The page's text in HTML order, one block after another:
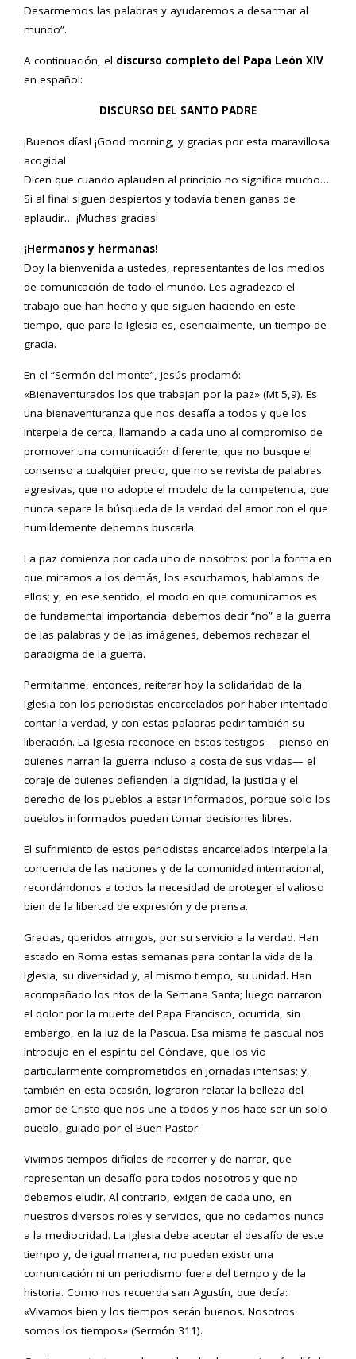
Desarmemos las palabras y ayudaremos a desarmar al
mundo”.
A continuación, el discurso completo del Papa León XIV
en español:
DISCURSO DEL SANTO PADRE
¡Buenos días! ¡Good morning, y gracias por esta maravillosa
acogida!
Dicen que cuando aplauden al principio no significa mucho…
Si al final siguen despiertos y todavía tienen ganas de
aplaudir… ¡Muchas gracias!
¡Hermanos y hermanas!
Doy la bienvenida a ustedes, representantes de los medios
de comunicación de todo el mundo. Les agradezco el
trabajo que han hecho y que siguen haciendo en este
tiempo, que para la Iglesia es, esencialmente, un tiempo de
gracia.
En el “Sermón del monte”, Jesús proclamó:
«Bienaventurados los que trabajan por la paz» (Mt 5,9). Es
una bienaventuranza que nos desafía a todos y que los
interpela de cerca, llamando a cada uno al compromiso de
promover una comunicación diferente, que no busque el
consenso a cualquier precio, que no se revista de palabras
agresivas, que no adopte el modelo de la competencia, que
nunca separe la búsqueda de la verdad del amor con el que
humildemente debemos buscarla.
La paz comienza por cada uno de nosotros: por la forma en
que miramos a los demás, los escuchamos, hablamos de
ellos; y, en ese sentido, el modo en que comunicamos es
de fundamental importancia: debemos decir “no” a la guerra
de las palabras y de las imágenes, debemos rechazar el
paradigma de la guerra.
Permítanme, entonces, reiterar hoy la solidaridad de la
Iglesia con los periodistas encarcelados por haber intentado
contar la verdad, y con estas palabras pedir también su
liberación. La Iglesia reconoce en estos testigos —pienso en
quienes narran la guerra incluso a costa de sus vidas— el
coraje de quienes defienden la dignidad, la justicia y el
derecho de los pueblos a estar informados, porque solo los
pueblos informados pueden tomar decisiones libres.
El sufrimiento de estos periodistas encarcelados interpela la
conciencia de las naciones y de la comunidad internacional,
recordándonos a todos la necesidad de proteger el valioso
bien de la libertad de expresión y de prensa.
Gracias, queridos amigos, por su servicio a la verdad. Han
estado en Roma estas semanas para contar la vida de la
Iglesia, su diversidad y, al mismo tiempo, su unidad. Han
acompañado los ritos de la Semana Santa; luego narraron
el dolor por la muerte del Papa Francisco, ocurrida, sin
embargo, en la luz de la Pascua. Esa misma fe pascual nos
introdujo en el espíritu del Cónclave, que los vio
particularmente comprometidos en jornadas intensas; y,
también en esta ocasión, lograron relatar la belleza del
amor de Cristo que nos une a todos y nos hace ser un solo
pueblo, guiado por el Buen Pastor.
Vivimos tiempos difíciles de recorrer y de narrar, que
representan un desafío para todos nosotros y que no
debemos eludir. Al contrario, exigen de cada uno, en
nuestros diversos roles y servicios, que no cedamos nunca
a la mediocridad. La Iglesia debe aceptar el desafío de este
tiempo y, de igual manera, no pueden existir una
comunicación ni un periodismo fuera del tiempo y de la
historia. Como nos recuerda san Agustín, que decía:
«Vivamos bien y los tiempos serán buenos. Nosotros
somos los tiempos» (Sermón 311).